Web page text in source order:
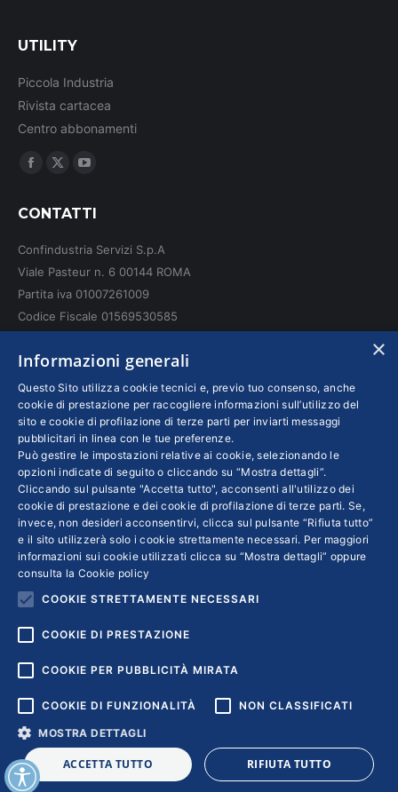
UTILITY
Piccola Industria
Rivista cartacea
Centro abbonamenti
Ci puoi trovare su:
Facebook
opens
new
window
X
opens
window
opens
window
CONTATTI
Confindustria Servizi S.p.A
Viale Pasteur n. 6 00144 ROMA
Partita iva 01007261009
Codice Fiscale 01569530585
INFO LEGALI
Colophon editoriali
Disclaimer
Privacy
Coordinate Bancarie
Copyright © 2018 | Confindustria Servizi S.p.a. Partita iva
01007261009
×
Informazioni generali
Questo Sito utilizza cookie tecnici e, previo tuo consenso, anche
cookie di prestazione per raccogliere informazioni sull’utilizzo del
sito e cookie di profilazione di terze parti per inviarti messaggi
pubblicitari in linea con le tue preferenze.
Può gestire le impostazioni relative ai cookie, selezionando le
opzioni indicate di seguito o cliccando su “Mostra dettagli”.
Cliccando sul pulsante "Accetta tutto", acconsenti all'utilizzo dei
cookie di prestazione e dei cookie di profilazione di terze parti. Se,
invece, non desideri acconsentirvi, clicca sul pulsante “Rifiuta tutto”
e il sito utilizzerà solo i cookie strettamente necessari. Per maggiori
informazioni sui cookie utilizzati clicca su “Mostra dettagli” oppure
consulta la Cookie policy
COOKIE STRETTAMENTE NECESSARI
COOKIE DI PRESTAZIONE
COOKIE PER PUBBLICITÀ MIRATA
COOKIE DI FUNZIONALITÀ NON CLASSIFICATI
MOSTRA DETTAGLI
ACCETTA TUTTO RIFIUTA TUTTO